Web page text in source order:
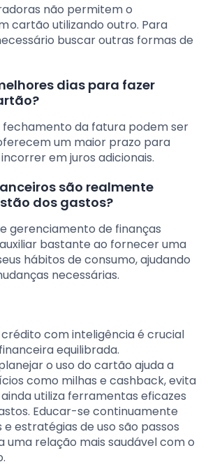
não permitem o
cartão utilizando outro. Para
buscar outras formas de
dias para fazer
fechamento da fatura podem ser
um maior prazo para
em juros adicionais.
são realmente
dos gastos?
gerenciamento de finanças
bastante ao fornecer uma
hábitos de consumo, ajudando
necessárias.
com inteligência é crucial
equilibrada.
o uso do cartão ajuda a
como milhas e cashback, evita
utiliza ferramentas eficazes
Educar-se continuamente
e estratégias de uso são passos
relação mais saudável com o